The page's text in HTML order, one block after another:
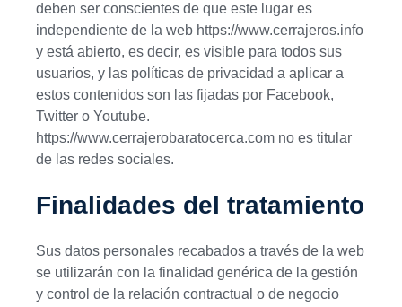
deben ser conscientes de que este lugar es
independiente de la web https://www.cerrajeros.info
y está abierto, es decir, es visible para todos sus
usuarios, y las políticas de privacidad a aplicar a
estos contenidos son las fijadas por Facebook,
Twitter o Youtube.
https://www.cerrajerobaratocerca.com no es titular
de las redes sociales.
Finalidades del tratamiento
Sus datos personales recabados a través de la web
se utilizarán con la finalidad genérica de la gestión
y control de la relación contractual o de negocio